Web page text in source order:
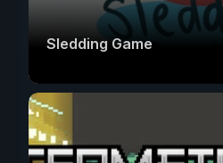
Sledding Game